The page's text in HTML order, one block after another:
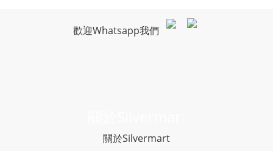
歡迎Whatsapp我們
關於Silvermart